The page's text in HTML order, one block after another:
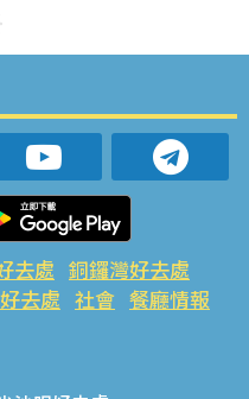
去處 銅鑼灣好去處
去處 社會 餐廳情報